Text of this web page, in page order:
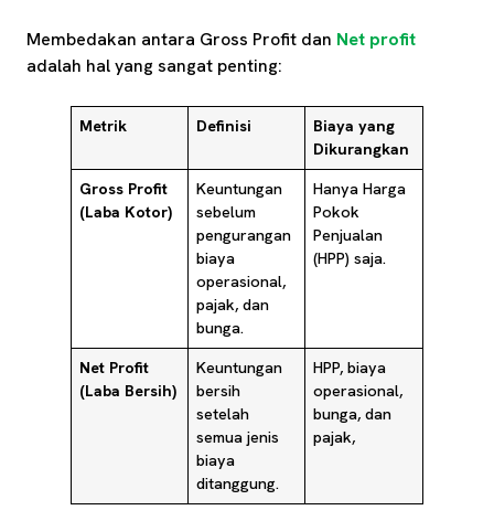
Membedakan antara Gross Profit dan Net profit
adalah hal yang sangat penting:
Metrik Definisi
Biaya yang
Dikurangkan
Gross Profit
(Laba Kotor)
Keuntungan
sebelum
pengurangan
biaya
operasional,
pajak, dan
bunga.
Hanya Harga
Pokok
Penjualan
(HPP) saja.
Net Profit
(Laba Bersih)
Keuntungan
bersih
setelah
semua jenis
biaya
ditanggung.
HPP, biaya
operasional,
bunga, dan
pajak,